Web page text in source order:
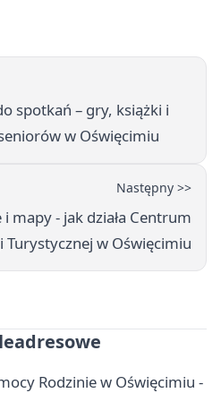
spotkań – gry, książki i
w Oświęcimiu
Następny >>
mapy - jak działa Centrum
w Oświęcimiu
Rodzinie w Oświęcimiu -